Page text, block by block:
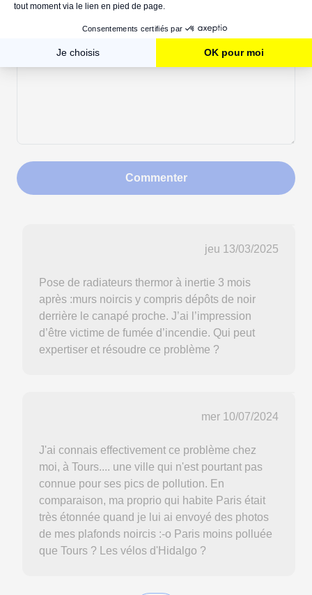
Commenter
jeu 13/03/2025
Pose de radiateurs thermor à inertie 3 mois
après :murs noircis y compris dépôts de noir
derrière le canapé proche. J’ai l’impression
d’être victime de fumée d’incendie. Qui peut
expertiser et résoudre ce problème ?
mer 10/07/2024
J'ai connais effectivement ce problème chez
moi, à Tours.... une ville qui n'est pourtant pas
connue pour ses pics de pollution. En
comparaison, ma proprio qui habite Paris était
très étonnée quand je lui ai envoyé des photos
de mes plafonds noircis :-o Paris moins polluée
que Tours ? Les vélos d'Hidalgo ?